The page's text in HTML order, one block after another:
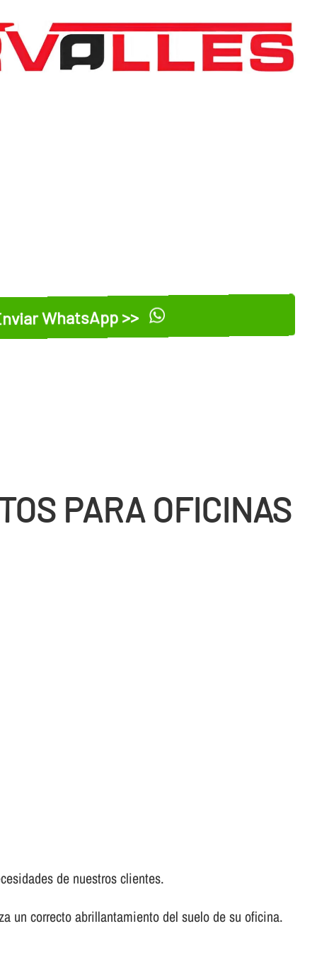
WhatsApp >>
PARA OFICINAS
de nuestros clientes.
un correcto abrillantamiento del suelo de su oficina.